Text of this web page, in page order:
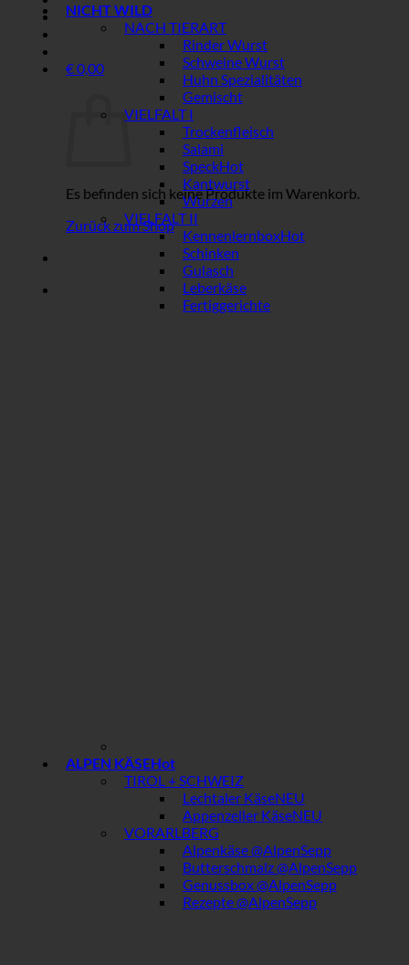
€0,00
Es befinden sich keine Produkte im Warenkorb.
Zurück zum Shop
NICHT WILD
NACH TIERART
Rinder Wurst
Schweine Wurst
Huhn Spezialitäten
Gemischt
VIELFALT I
Trockenfleisch
Salami
Speck
Kantwurst
Wurzen
VIELFALT II
Kennenlernbox
Schinken
Gulasch
Leberkäse
Fertiggerichte
ALPEN KÄSE
TIROL + SCHWEIZ
Lechtaler Käse
Appenzeller Käse
VORARLBERG
Alpenkäse @AlpenSepp
Butterschmalz @AlpenSepp
Genussbox @AlpenSepp
Rezepte @AlpenSepp